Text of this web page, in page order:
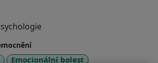
Emocionální bolest